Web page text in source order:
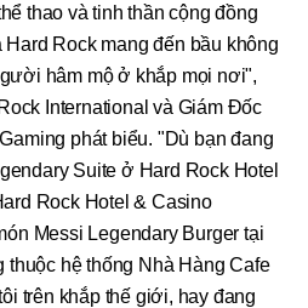
thao và tinh thần cộng đồng
Rock mang đến bầu không
hâm mộ ở khắp mọi nơi",
International và Giám Đốc
phát biểu. "Dù bạn đang
Suite ở Hard Rock Hotel
Rock Hotel & Casino
Messi Legendary Burger tại
thuộc hệ thống Nhà Hàng Cafe
trên khắp thế giới, hay đang